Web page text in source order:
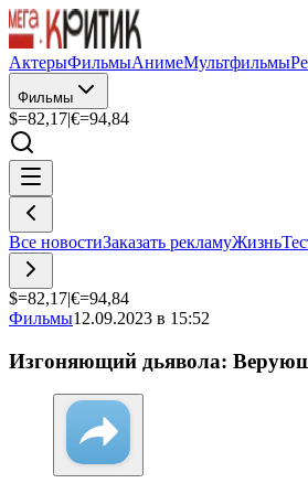
АктерыФильмыАнимеМультфильмы
Фильмы
$=82,17|€=94,84
Все новостиЗаказать рекламуЖизнь
$=82,17|€=94,84
Фильмы12.09.2023 в 15:52
Изгоняющий дьявола: